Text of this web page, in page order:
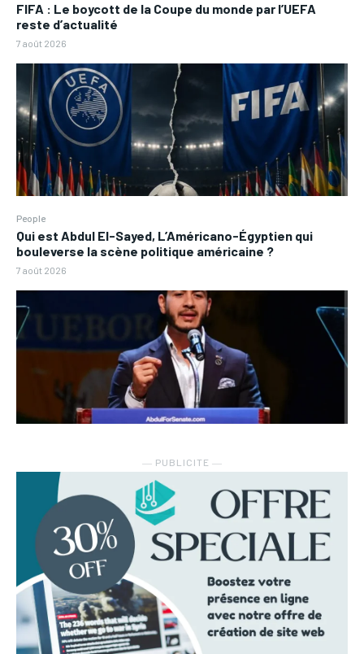
FIFA : Le boycott de la Coupe du monde par l’UEFA
reste d’actualité
7 août 2026
People
Qui est Abdul El-Sayed, L’Américano-Égyptien qui
bouleverse la scène politique américaine ?
7 août 2026
― PUBLICITE ―